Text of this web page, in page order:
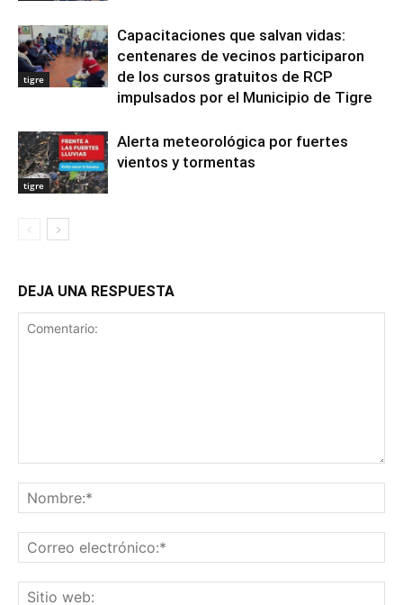
tigre
Capacitaciones que salvan vidas:
centenares de vecinos participaron
de los cursos gratuitos de RCP
impulsados por el Municipio de Tigre
tigre
Alerta meteorológica por fuertes
vientos y tormentas
DEJA UNA RESPUESTA